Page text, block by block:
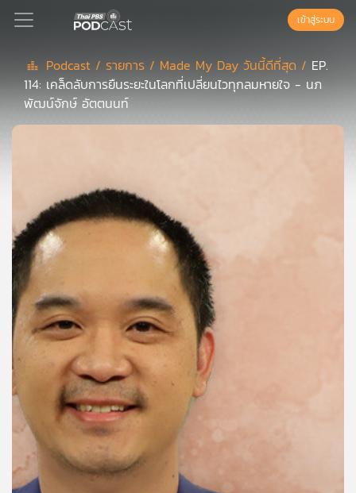
Podcast
แนะนำ
เพล
ย์
ลิ
สต์
ของ
คุณ
เพลง
บทความ
เข้าสู่ระบบ
Podcast / รายการ / Made My Day วันนี้ดีที่สุด / EP.
114: เคล็ดลับการยืนระยะในโลกที่เปลี่ยนไวทุกลมหายใจ - นภ
พัฒน์จักษ์ อัตตนนท์